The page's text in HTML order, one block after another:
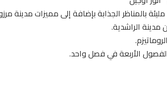
بالمناظر الجذابة بإضافة إلى مميزات مدينة
الفصول الأربعة في فصل واحد.